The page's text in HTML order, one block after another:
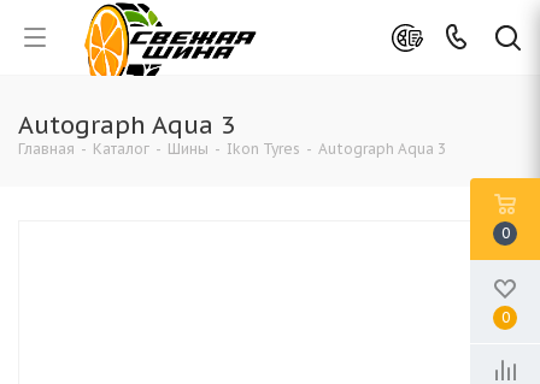
Autograph Aqua 3
Главная - Каталог - Шины - Ikon Tyres - Autograph Aqua 3
0
0